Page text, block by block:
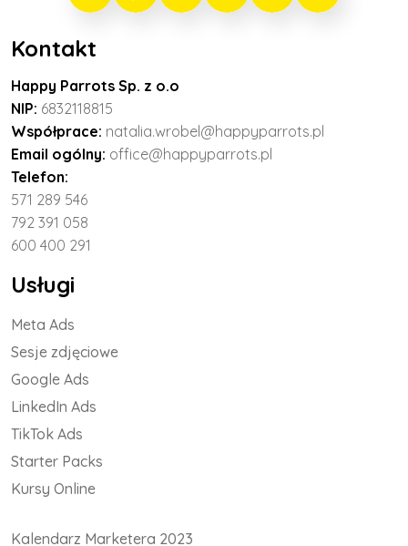
Kontakt
Happy Parrots Sp. z o.o
NIP: 6832118815
Współprace: natalia.wrobel@happyparrots.pl
Email ogólny: office@happyparrots.pl
Telefon:
571 289 546
792 391 058
600 400 291
Usługi
Meta Ads
Sesje zdjęciowe
Google Ads
LinkedIn Ads
TikTok Ads
Starter Packs
Kursy Online
Kalendarz Marketera 2023